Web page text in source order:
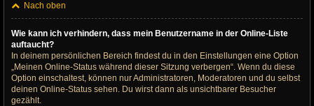
Nach oben
Wie kann ich verhindern, dass mein Benutzername in der Online-Liste
auftaucht?
In deinem persönlichen Bereich findest du in den Einstellungen eine Option
„Meinen Online-Status während dieser Sitzung verbergen“. Wenn du diese
Option einschaltest, können nur Administratoren, Moderatoren und du selbst
deinen Online-Status sehen. Du wirst dann als unsichtbarer Besucher
gezählt.